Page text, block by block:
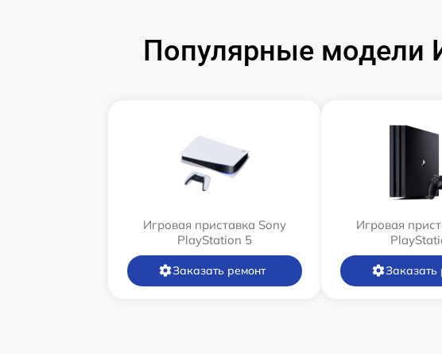
Популярные модели
Игровая приставка Sony
PlayStation 5
Заказать ремонт
Игровая
Заказать